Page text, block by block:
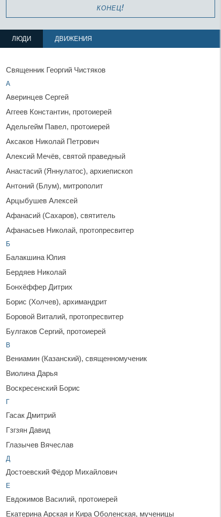
конец!
ЛЮДИ ДВИЖЕНИЯ
Священник Георгий Чистяков
А
Аверинцев Сергей
Аггеев Константин, протоиерей
Адельгейм Павел, протоиерей
Аксаков Николай Петрович
Алексий Мечёв, святой праведный
Анастасий (Яннулатос), архиепископ
Антоний (Блум), митрополит
Арцыбушев Алексей
Афанасий (Сахаров), святитель
Афанасьев Николай, протопресвитер
Б
Балакшина Юлия
Бердяев Николай
Бонхёффер Дитрих
Борис (Холчев), архимандрит
Боровой Виталий, протопресвитер
Булгаков Сергий, протоиерей
В
Вениамин (Казанский), священномученик
Виолина Дарья
Воскресенский Борис
Г
Гасак Дмитрий
Гзгзян Давид
Глазычев Вячеслав
Д
Достоевский Фёдор Михайлович
Е
Евдокимов Василий, протоиерей
Екатерина Арская и Кира Оболенская, мученицы